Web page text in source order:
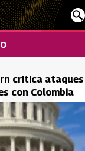
critica ataques
con Colombia